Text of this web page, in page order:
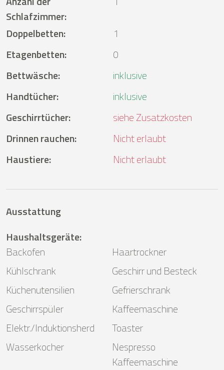
Schlafzimmer:
Doppelbetten:
1
Etagenbetten:
0
Bettwäsche:
inklusive
Handtücher:
inklusive
Geschirrtücher:
siehe Zusatzkosten
Drinnen rauchen:
Nicht erlaubt
Haustiere: Nicht erlaubt
Ausstattung
Haushaltsgeräte:
Backofen
Haartrockner
Kühlschrank
Geschirr und Besteck
Küchenutensilien
Gefrierschrank
Geschirrspüler
Kaffeemaschine
Elektr./Induktionsherd
Toaster
Wasserkocher
Nespresso
Kaffeemaschine